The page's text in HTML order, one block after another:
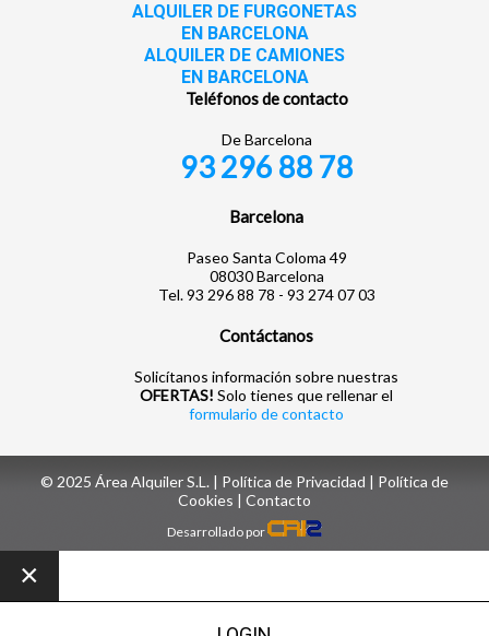
ALQUILER DE FURGONETAS
EN BARCELONA
ALQUILER DE CAMIONES
EN BARCELONA
Teléfonos de contacto
De Barcelona
93 296 88 78
Barcelona
Paseo Santa Coloma 49
08030 Barcelona
Tel. 93 296 88 78 - 93 274 07 03
Contáctanos
Solicítanos información sobre nuestras
OFERTAS! Solo tienes que rellenar el
formulario de contacto
© 2025 Área Alquiler S.L. | Política de Privacidad | Política de
Cookies | ‎ Contacto
Desarrollado por
×